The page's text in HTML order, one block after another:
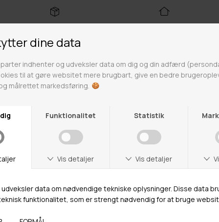
Gratis til GLS & DAO pakkeshop
Butikker
Webshop lager
Hestehaven 21 K